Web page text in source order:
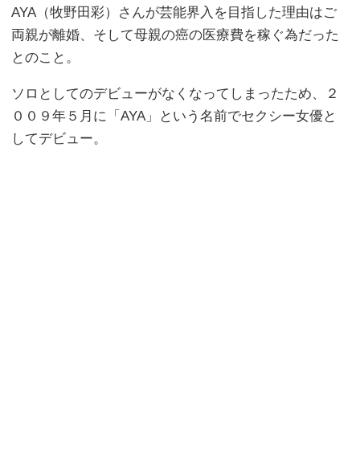
AYA（牧野田彩）さんが芸能界入を目指した理由はご
両親が離婚、そして母親の癌の医療費を稼ぐ為だった
とのこと。
ソロとしてのデビューがなくなってしまったため、２
００９年５月に「AYA」という名前でセクシー女優と
してデビュー。